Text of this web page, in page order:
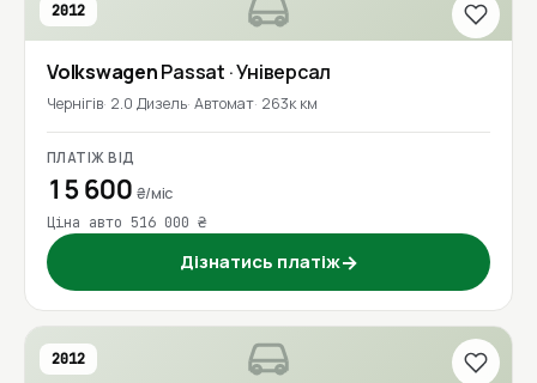
2012
VolkswagenPassat · Універсал
Чернігів 2.0 Дизель Автомат 263к км
ПЛАТІЖ ВІД
15 600 ₴/міс
Ціна авто 516 000 ₴
Дізнатись платіж→
2012